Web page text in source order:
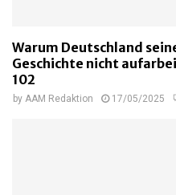
Warum Deutschland
Geschichte nicht
102
by AAM Redaktion 17/05/2025